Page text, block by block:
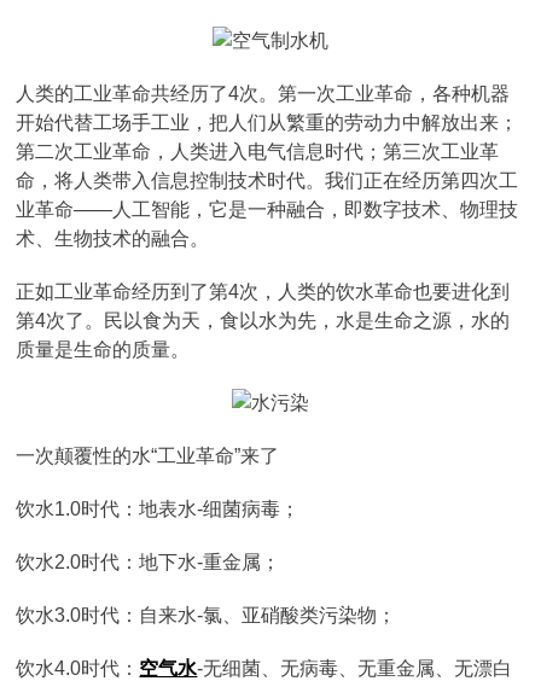
人类的工业革命共经历了4次。第一次工业革命，各种机器
开始代替工场手工业，把人们从繁重的劳动力中解放出来；
第二次工业革命，人类进入电气信息时代；第三次工业革
命，将人类带入信息控制技术时代。我们正在经历第四次工
业革命——人工智能，它是一种融合，即数字技术、物理技
术、生物技术的融合。
正如工业革命经历到了第4次，人类的饮水革命也要进化到
第4次了。民以食为天，食以水为先，水是生命之源，水的
质量是生命的质量。
一次颠覆性的水“工业革命”来了
饮水1.0时代：地表水-细菌病毒；
饮水2.0时代：地下水-重金属；
饮水3.0时代：自来水-氯、亚硝酸类污染物；
饮水4.0时代： 空气水-无细菌、无病毒、无重金属、无漂白